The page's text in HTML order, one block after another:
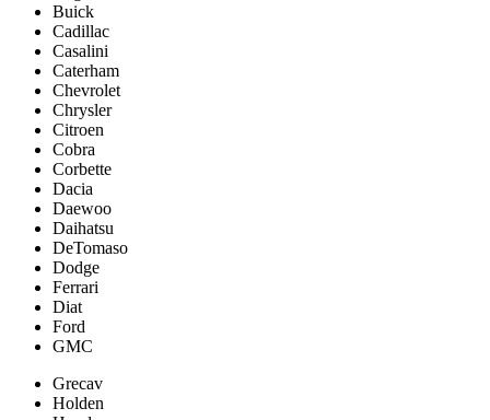
Buick
Cadillac
Casalini
Caterham
Chevrolet
Chrysler
Citroen
Cobra
Corbette
Dacia
Daewoo
Daihatsu
DeTomaso
Dodge
Ferrari
Diat
Ford
GMC
Grecav
Holden